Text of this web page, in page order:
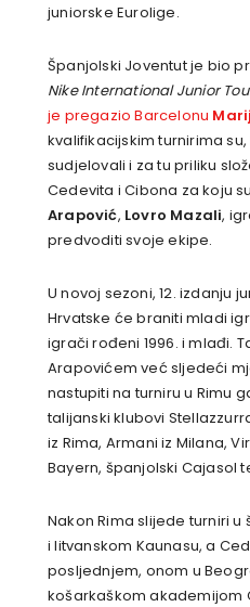
juniorske Eurolige.
Španjolski Joventut je bio
Nike International Junior
je pregazio Barcelonu
kvalifikacijskim turnirima
sudjelovali i za tu priliku
Cedevita i Cibona za koju
Arapović, Lovro Mazali,
predvoditi svoje ekipe.
U novoj sezoni, 12. izdanju
Hrvatske će braniti mladi
igrači rođeni 1996. i mlađi.
Arapovićem već sljedeći
nastupiti na turniru u Rimu
talijanski klubovi
iz Rima, Armani iz Milana,
Bayern, španjolski Cajasol
Nakon Rima slijede turniri u
i litvanskom Kaunasu, a
posljednjem, onom u
košarkaškom akademijom